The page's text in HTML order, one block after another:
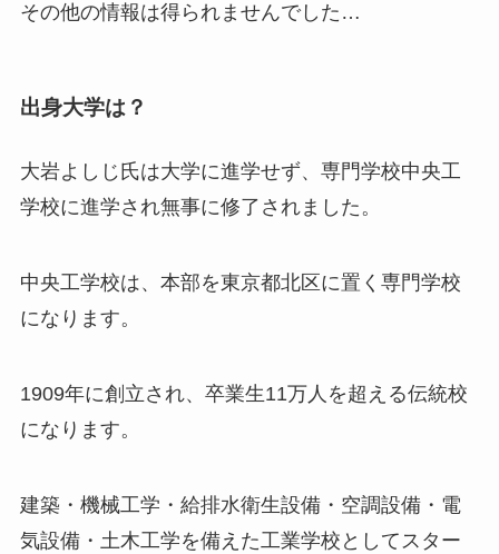
その他の情報は得られませんでした…
出身大学は？
大岩よしじ氏は大学に進学せず、専門学校中央工
学校に進学され無事に修了されました。
中央工学校は、本部を東京都北区に置く専門学校
になります。
1909年に創立され、卒業生11万人を超える伝統校
になります。
建築・機械工学・給排水衛生設備・空調設備・電
気設備・土木工学を備えた工業学校としてスター